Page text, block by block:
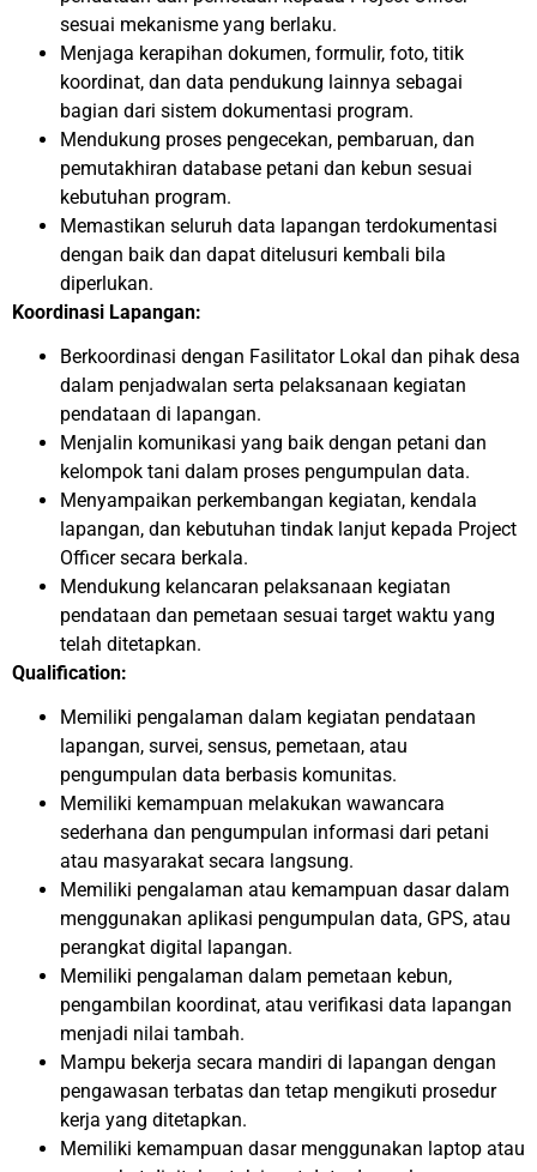
sesuai mekanisme yang berlaku.
Menjaga kerapihan dokumen, formulir, foto, titik
koordinat, dan data pendukung lainnya sebagai
bagian dari sistem dokumentasi program.
Mendukung proses pengecekan, pembaruan, dan
pemutakhiran database petani dan kebun sesuai
kebutuhan program.
Memastikan seluruh data lapangan terdokumentasi
dengan baik dan dapat ditelusuri kembali bila
diperlukan.
Koordinasi Lapangan:
Berkoordinasi dengan Fasilitator Lokal dan pihak desa
dalam penjadwalan serta pelaksanaan kegiatan
pendataan di lapangan.
Menjalin komunikasi yang baik dengan petani dan
kelompok tani dalam proses pengumpulan data.
Menyampaikan perkembangan kegiatan, kendala
lapangan, dan kebutuhan tindak lanjut kepada Project
Officer secara berkala.
Mendukung kelancaran pelaksanaan kegiatan
pendataan dan pemetaan sesuai target waktu yang
telah ditetapkan.
Qualification:
Memiliki pengalaman dalam kegiatan pendataan
lapangan, survei, sensus, pemetaan, atau
pengumpulan data berbasis komunitas.
Memiliki kemampuan melakukan wawancara
sederhana dan pengumpulan informasi dari petani
atau masyarakat secara langsung.
Memiliki pengalaman atau kemampuan dasar dalam
menggunakan aplikasi pengumpulan data, GPS, atau
perangkat digital lapangan.
Memiliki pengalaman dalam pemetaan kebun,
pengambilan koordinat, atau verifikasi data lapangan
menjadi nilai tambah.
Mampu bekerja secara mandiri di lapangan dengan
pengawasan terbatas dan tetap mengikuti prosedur
kerja yang ditetapkan.
Memiliki kemampuan dasar menggunakan laptop atau